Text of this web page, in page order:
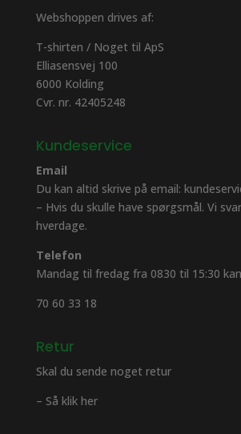
Webshoppen drives af:
T-shirten / Noget til ApS
Elliasensvej 100
6000 Kolding
Cvr. nr. 42405248
Kundeservice
Email
Du kan altid skrive på email:
– Hvis du skulle have spørgsmål. Vi
hverdage.
Telefon
Mandag til fredag fra 0830 til 15:30
70 60 33 18
Retur
Skal du sende noget retur
– Så klik her